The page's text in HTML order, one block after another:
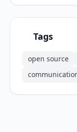
Tags
open source